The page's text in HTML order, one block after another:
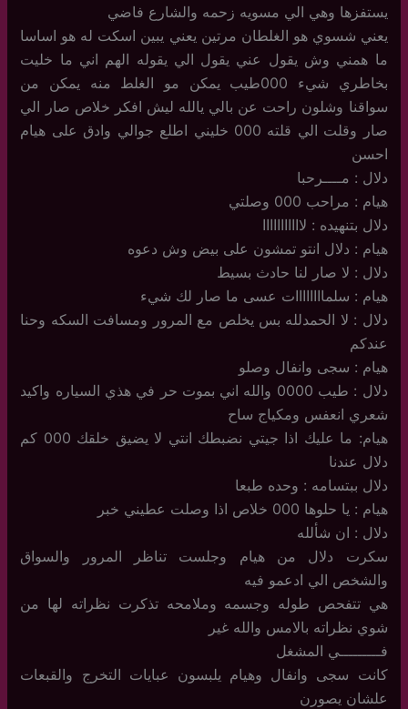
يستفزها وهي الي مسويه زحمه والشارع فاضي
يعني شسوي هو الغلطان مرتين يعني يبين اسكت له هو اساسا
ما همني وش يقول عني يقول الي يقوله الهم اني ما خليت
بخاطري شيء 000طيب يمكن مو الغلط منه يمكن من
سواقنا وشلون راحت عن بالي يالله ليش افكر خلاص صار الي
صار وقلت الي قلته 000 خليني اطلع جوالي وادق على هيام
احسن
دلال : مــــرحبا
هيام : مراحب 000 وصلتي
دلال بتنهيده : لااااااااااا
هيام : دلال انتو تمشون على بيض وش دعوه
دلال : لا صار لنا حادث بسيط
هيام : سلماااااااات عسى ما صار لك شيء
دلال : لا الحمدلله بس يخلص مع المرور ومسافت السكه وحنا
عندكم
هيام : سجى وانفال وصلو
دلال : طيب 0000 والله اني بموت حر في هذي السياره واكيد
شعري انعفس ومكياج ساح
هيام: ما عليك اذا جيتي نضبطك انتي لا يضيق خلقك 000 كم
دلال عندنا
دلال ببتسامه : وحده طبعا
هيام : يا حلوها 000 خلاص اذا وصلت عطيني خبر
دلال : ان شألله
سكرت دلال من هيام وجلست تناظر المرور والسواق
والشخص الي ادعمو فيه
هي تتفحص طوله وجسمه وملامحه تذكرت نظراته لها من
شوي نظراته بالامس والله غير
فـــــــــي المشغل
كانت سجى وانفال وهيام يلبسون عبايات التخرج والقبعات
علشان يصورن